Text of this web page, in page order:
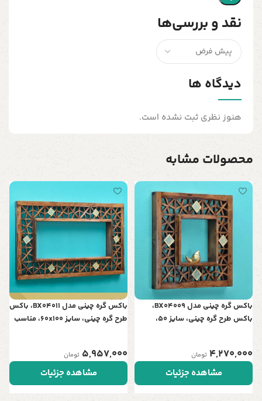
نقد و بررسی‌ها
دیدگاه ها
هنوز نظری ثبت نشده است.
محصولات مشابه
باکس گره چینی مدل BX04009،
باکس طرح گره چینی، سایز 50،
4,270,000 تومان
مشاهده جزئیات
باکس گره چینی مدل BX04011، باکس
طرح گره چینی، سایز 60x100، مناسب
5,957,000 تومان
مشاهده جزئیات